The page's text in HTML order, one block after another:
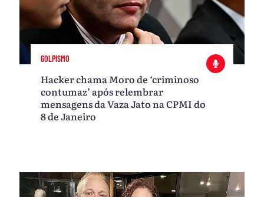
GOLPISMO
Hacker chama Moro de ‘criminoso
contumaz’ após relembrar
mensagens da Vaza Jato na CPMI do
8 de Janeiro